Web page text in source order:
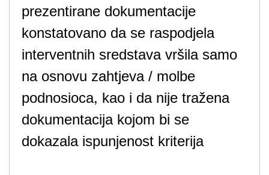
prezentirane dokumentacije
konstatovano da se raspodjela
interventnih sredstava vršila samo
na osnovu zahtjeva / molbe
podnosioca, kao i da nije tražena
dokumentacija kojom bi se
dokazala ispunjenost kriterija